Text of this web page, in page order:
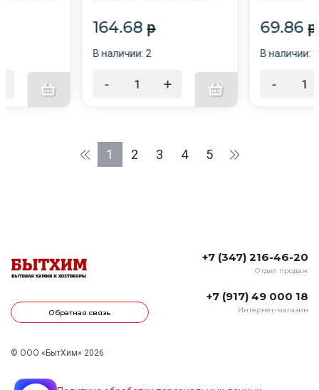
164.68 p
В наличии: 2
- +
69.86 p
В наличии: 1
-
1 2 3 4 5
Обратная связь
+7 (347) 216-46-20
Отдел продаж
+7 (917) 49 000 18
Интернет-магазин
© ООО «БытХим» 2026